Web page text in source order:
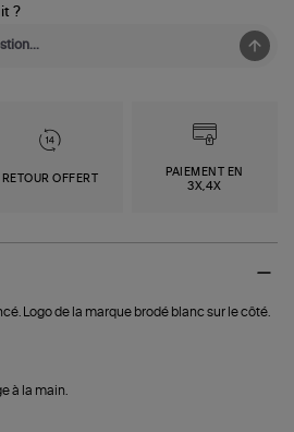
?
RETOUR OFFERT
PAIEMENT EN
3X,4X
Logo de la marque brodé blanc sur le côté.
à la main.